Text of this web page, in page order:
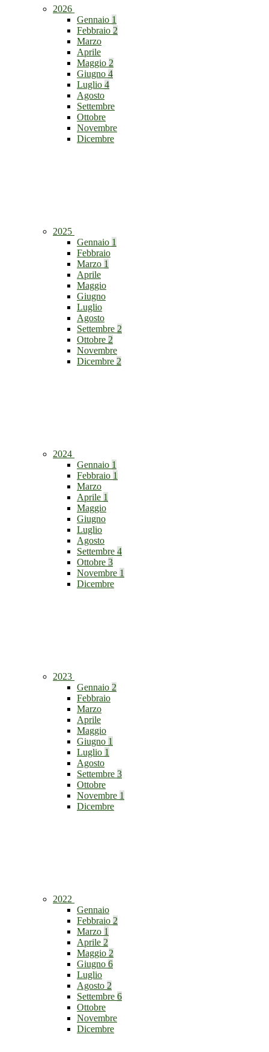
2026
Gennaio 1
Febbraio 2
Marzo
Aprile
Maggio 2
Giugno 4
Luglio 4
Agosto
Settembre
Ottobre
Novembre
Dicembre
2025
Gennaio 1
Febbraio
Marzo 1
Aprile
Maggio
Giugno
Luglio
Agosto
Settembre 2
Ottobre 2
Novembre
Dicembre 2
2024
Gennaio 1
Febbraio 1
Marzo
Aprile 1
Maggio
Giugno
Luglio
Agosto
Settembre 4
Ottobre 3
Novembre 1
Dicembre
2023
Gennaio 2
Febbraio
Marzo
Aprile
Maggio
Giugno 1
Luglio 1
Agosto
Settembre 3
Ottobre
Novembre 1
Dicembre
2022
Gennaio
Febbraio 2
Marzo 1
Aprile 2
Maggio 2
Giugno 6
Luglio
Agosto 2
Settembre 6
Ottobre
Novembre
Dicembre